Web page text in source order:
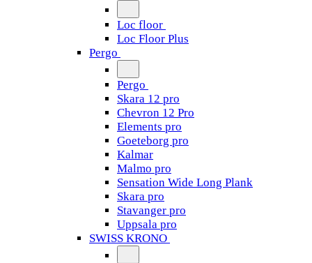
Loc floor
Loc Floor Plus
Pergo
Pergo
Skara 12 pro
Chevron 12 Pro
Elements pro
Goeteborg pro
Kalmar
Malmo pro
Sensation Wide Long Plank
Skara pro
Stavanger pro
Uppsala pro
SWISS KRONO